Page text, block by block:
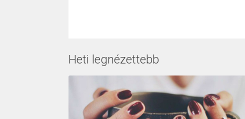
Heti legnézettebb